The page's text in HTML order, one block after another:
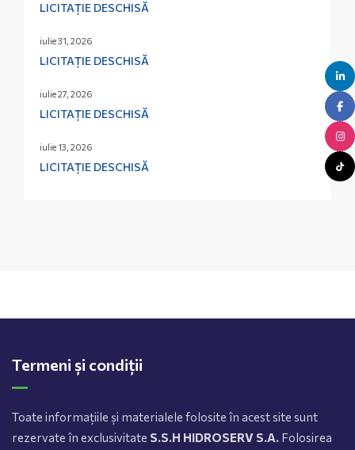
LICITAȚIE DESCHISĂ
iulie 31, 2026
LICITAȚIE DESCHISĂ
iulie 27, 2026
LICITAȚIE DESCHISĂ
iulie 13, 2026
LICITAȚIE DESCHISĂ
Termeni și condiții
Toate informațiile și materialele folosite în acest site sunt
rezervate în exclusivitate S.S.H HIDROSERV S.A. Folosirea